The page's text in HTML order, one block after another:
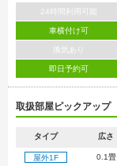
24時間利用可能
車横付け可
換気あり
即日予約可
取扱部屋ピックアップ
タイプ 広さ
屋外1F 0.1畳